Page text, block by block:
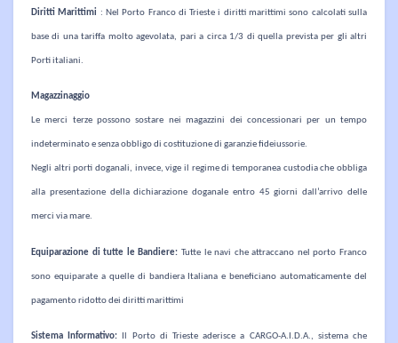
Diritti Marittimi : Nel Porto Franco di Trieste i diritti marittimi sono calcolati sulla
base di una tariffa molto agevolata, pari a circa 1/3 di quella prevista per gli altri
Porti italiani.
Magazzinaggio
Le merci terze possono sostare nei magazzini dei concessionari per un tempo
indeterminato e senza obbligo di costituzione di garanzie fideiussorie.
Negli altri porti doganali, invece, vige il regime di temporanea custodia che obbliga
alla presentazione della dichiarazione doganale entro 45 giorni dall’arrivo delle
merci via mare.
Equiparazione di tutte le Bandiere: Tutte le navi che attraccano nel porto Franco
sono equiparate a quelle di bandiera Italiana e beneficiano automaticamente del
pagamento ridotto dei diritti marittimi
Sistema Informativo: Il Porto di Trieste aderisce a CARGO-A.I.D.A., sistema che